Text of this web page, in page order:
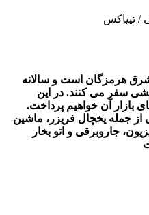
/ تیپاکس
هرمزگان است و سالانه
سفر می کنند. در این
آن خواهیم پرداخت.
از جمله یخچال فریزر، ماشین
جاروبرقی و اتو بخار